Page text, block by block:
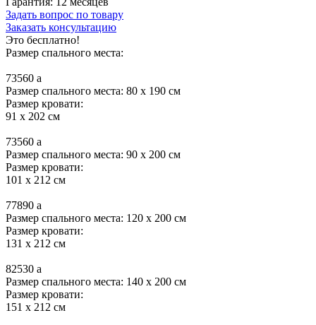
Задать вопрос по товару
Заказать консультацию
Это бесплатно!
Размер спального места:
73560 a
Размер спального места: 80 x 190 см
Размер кровати:
91 x 202 см
73560 a
Размер спального места: 90 x 200 см
Размер кровати:
101 x 212 см
77890 a
Размер спального места: 120 x 200 см
Размер кровати:
131 x 212 см
82530 a
Размер спального места: 140 x 200 см
Размер кровати:
151 x 212 см